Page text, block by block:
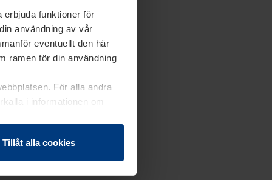
erbjuda funktioner för
användning av vår
eventuellt den här
ramen för din användning
För alla andra
i informationen om
Tillåt alla cookies